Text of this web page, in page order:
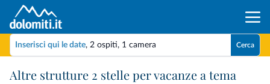
Inserisci qui le date, 2 ospiti, 1 camera Cerca
Altre strutture 2 stelle per vacanze a tema